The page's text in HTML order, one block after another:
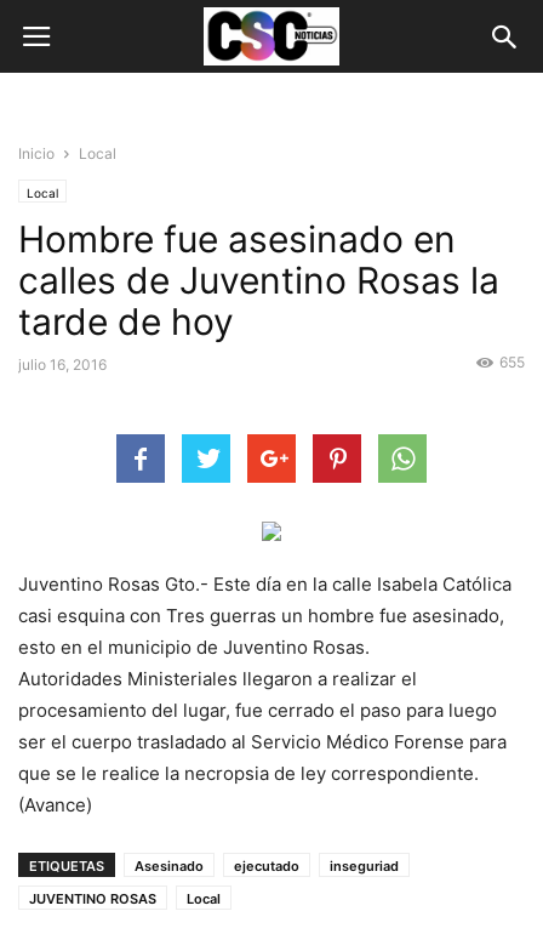
Inicio Local
Local
Hombre fue asesinado en
calles de Juventino Rosas la
tarde de hoy
julio 16, 2016 655
Juventino Rosas Gto.- Este día en la calle Isabela Católica
casi esquina con Tres guerras un hombre fue asesinado,
esto en el municipio de Juventino Rosas.
Autoridades Ministeriales llegaron a realizar el
procesamiento del lugar, fue cerrado el paso para luego
ser el cuerpo trasladado al Servicio Médico Forense para
que se le realice la necropsia de ley correspondiente.
(Avance)
ETIQUETAS Asesinado ejecutado
inseguriad
JUVENTINO ROSAS
Local